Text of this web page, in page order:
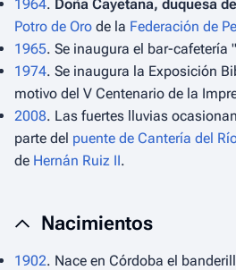
1964. Doña Cayetana, duquesa
Potro de Oro de la Federación de
1965. Se inaugura el bar-cafetería
1974. Se inaugura la Exposición
motivo del V Centenario de la
2008. Las fuertes lluvias
parte del puente de Cantería del
de Hernán Ruiz II.
Nacimientos
1902. Nace en Córdoba el